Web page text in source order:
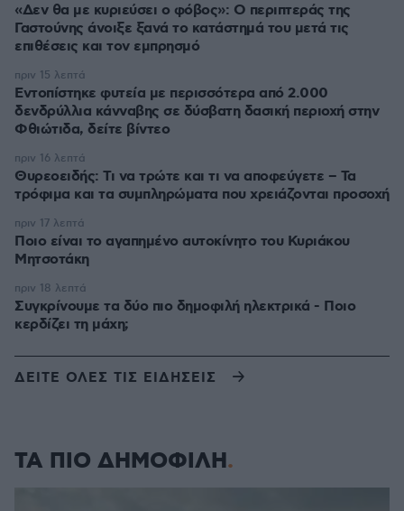
«Δεν θα με κυριεύσει ο φόβος»: Ο περιπτεράς της
Γαστούνης άνοιξε ξανά το κατάστημά του μετά τις
επιθέσεις και τον εμπρησμό
Εντοπίστηκε φυτεία με περισσότερα από 2.000
δενδρύλλια κάνναβης σε δύσβατη δασική περιοχή στην
Φθιώτιδα, δείτε βίντεο
πριν 15 λεπτά
Θυρεοειδής: Τι να τρώτε και τι να αποφεύγετε – Τα
τρόφιμα και τα συμπληρώματα που χρειάζονται προσοχή
πριν 16 λεπτά
Ποιο είναι το αγαπημένο αυτοκίνητο του Κυριάκου
Μητσοτάκη
πριν 17 λεπτά
Συγκρίνουμε τα δύο πιο δημοφιλή ηλεκτρικά - Ποιο
κερδίζει τη μάχη;
πριν 18 λεπτά
ΔΕΙΤΕ ΟΛΕΣ ΤΙΣ ΕΙΔΗΣΕΙΣ
ΤΑ ΠΙΟ ΔΗΜΟΦΙΛΗ